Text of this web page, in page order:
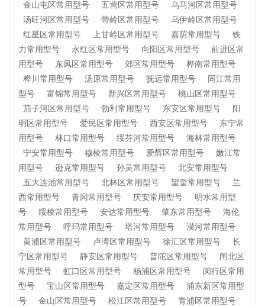
金山屯区常用型号
五营区常用型号
乌马河区常用型号
汤旺河区常用型号
带岭区常用型号
乌伊岭区常用型号
红星区常用型号
上甘岭区常用型号 嘉荫常用型号
铁
力常用型号
永红区常用型号 向阳区常用型号
前进区常
用型号
东风区常用型号 郊区常用型号
桦南常用型号
桦川常用型号
汤原常用型号 抚远常用型号
同江常用
型号
富锦常用型号 新兴区常用型号
桃山区常用型号
茄子河区常用型号
勃利常用型号 东安区常用型号
阳
明区常用型号
爱民区常用型号 西安区常用型号
东宁常
用型号
林口常用型号 绥芬河常用型号
海林常用型号
宁安常用型号
穆棱常用型号 爱辉区常用型号
嫩江常
用型号
逊克常用型号 孙吴常用型号
北安常用型号
五大连池常用型号
北林区常用型号 望奎常用型号
兰
西常用型号
青冈常用型号 庆安常用型号
明水常用型
号
绥棱常用型号 安达常用型号 肇东常用型号
海伦
常用型号
呼玛常用型号 塔河常用型号
漠河常用型号
黄浦区常用型号
卢湾区常用型号 徐汇区常用型号
长
宁区常用型号
静安区常用型号 普陀区常用型号
闸北区
常用型号
虹口区常用型号 杨浦区常用型号
闵行区常用
型号
宝山区常用型号 嘉定区常用型号
浦东新区常用型
号
金山区常用型号 松江区常用型号
青浦区常用型号